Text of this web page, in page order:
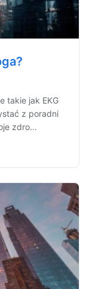
takie jak EKG
z poradni
zdro...